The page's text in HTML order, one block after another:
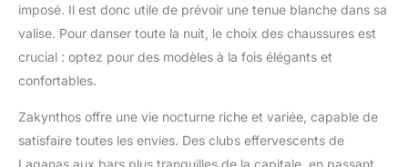
imposé. Il est donc utile de prévoir une tenue blanche dans sa
valise. Pour danser toute la nuit, le choix des chaussures est
crucial : optez pour des modèles à la fois élégants et
confortables.
Zakynthos offre une vie nocturne riche et variée, capable de
satisfaire toutes les envies. Des clubs effervescents de
Laganas aux bars plus tranquilles de la capitale, en passant